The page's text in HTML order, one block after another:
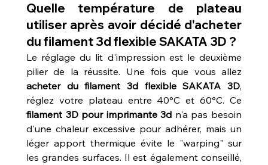
Quelle température de plateau
utiliser après avoir décidé d'acheter
du filament 3d flexible SAKATA 3D ?
Le réglage du lit d'impression est le deuxième
acheter du filament 3d flexible SAKATA 3D,
filament 3D pour imprimante 3d n'a pas besoin
d'une chaleur excessive pour adhérer, mais un
léger apport thermique évite le "warping" sur
les grandes surfaces. Il est également conseillé,